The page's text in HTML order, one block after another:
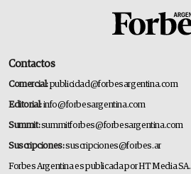
Contactos
Comercial:publicidad@forbesargentina.com
Editorial:info@forbesargentina.com
Summit:summitforbes@forbesargentina.com
Suscripciones:suscripciones@forbes.ar
Forbes Argentina es publicada por HT Media SA.